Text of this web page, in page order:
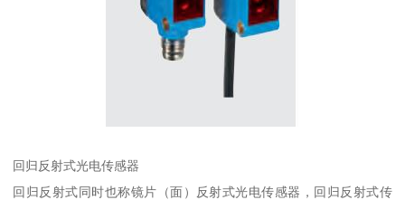
回归反射式光电传感器
回归反射式同时也称镜片（面）反射式光电传感器，回归反射式传